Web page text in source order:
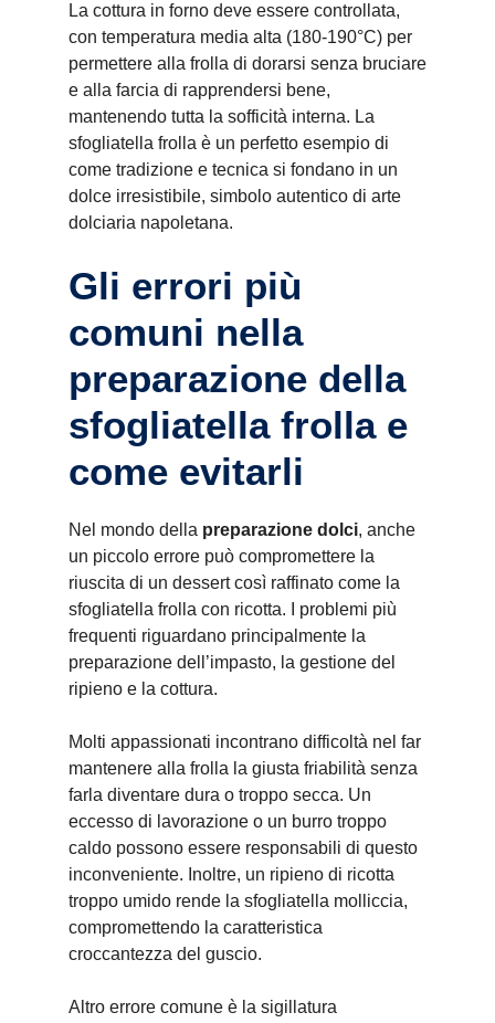
La cottura in forno deve essere controllata,
con temperatura media alta (180-190°C) per
permettere alla frolla di dorarsi senza bruciare
e alla farcia di rapprendersi bene,
mantenendo tutta la sofficità interna. La
sfogliatella frolla è un perfetto esempio di
come tradizione e tecnica si fondano in un
dolce irresistibile, simbolo autentico di arte
dolciaria napoletana.
Gli errori più
comuni nella
preparazione della
sfogliatella frolla e
come evitarli
Nel mondo della preparazione dolci, anche
un piccolo errore può compromettere la
riuscita di un dessert così raffinato come la
sfogliatella frolla con ricotta. I problemi più
frequenti riguardano principalmente la
preparazione dell’impasto, la gestione del
ripieno e la cottura.
Molti appassionati incontrano difficoltà nel far
mantenere alla frolla la giusta friabilità senza
farla diventare dura o troppo secca. Un
eccesso di lavorazione o un burro troppo
caldo possono essere responsabili di questo
inconveniente. Inoltre, un ripieno di ricotta
troppo umido rende la sfogliatella molliccia,
compromettendo la caratteristica
croccantezza del guscio.
Altro errore comune è la sigillatura